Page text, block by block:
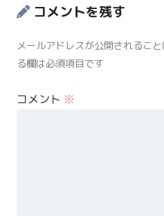
コメントを残す
メールアドレスが公開されること
る欄は必須項目です
コメント ※